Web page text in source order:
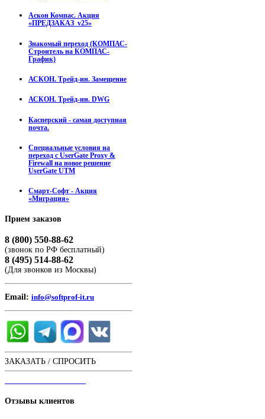
Аскон Компас. Акция
«ПРЕДЗАКАЗ_v25»
Знакомый переход (КОМПАС-
Строитель на КОМПАС-
График)
АСКОН. Трейд-ин. Замещение
АСКОН. Трейд-ин. DWG
Касперский - самая доступная
почта.
Специальные условия на
переход с UserGate Proxy &
Firewall на новое решение
UserGate UTM
Смарт-Софт - Акция
«Миграция»
Прием заказов
8 (800) 550-88-62
(звонок по РФ бесплатный)
8 (495) 514-88-62
(Для звонков из Москвы)
Email: info@softprof-it.ru
ЗАКАЗАТЬ / СПРОСИТЬ
Отзывы клиентов